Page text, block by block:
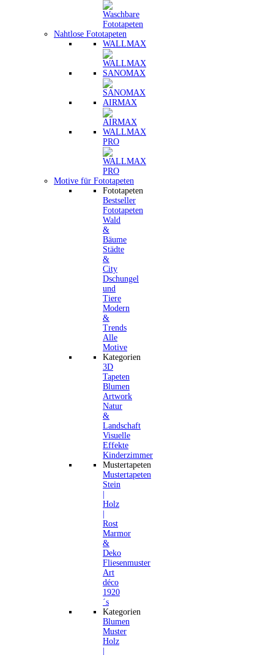
Nahtlose Fototapeten
WALLMAX
SANOMAX
AIRMAX
WALLMAX
PRO
Motive für Fototapeten
Fototapeten
Bestseller
Fototapeten
Wald
&
Bäume
Städte
&
City
Dschungel
und
Tiere
Modern
&
Trends
Alle
Motive
Kategorien
3D
Tapeten
Blumen
Artwork
Natur
&
Landschaft
Visuelle
Effekte
Kinderzimmer
Mustertapeten
Mustertapeten
Stein
Holz
Rost
Marmor
&
Deko
Fliesenmuster
Art
déco
1920
´s
Kategorien
Blumen
Muster
Holz